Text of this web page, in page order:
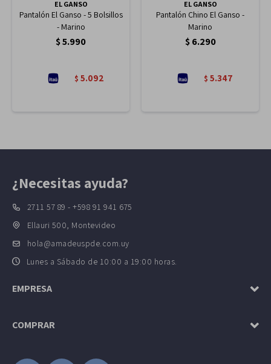
EL GANSO
Pantalón El Ganso - 5 Bolsillos
- Marino
$5.990
$ 5.092
EL GANSO
Pantalón Chino El Ganso -
Marino
$ 6.290
$ 5.347
¿Necesitas ayuda?
2711 57 89 - +598 91 941 675
Ellauri 500, Montevideo
hola@amadeuspde.com.uy
Lunes a Sábado de 10:00 a 19:00 horas.
EMPRESA
COMPRAR